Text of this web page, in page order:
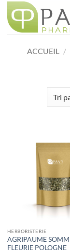
au
contenu
ACCUEIL /
HERBORISTERIE
AGRIPAUME
FLEURIE POLOGNE